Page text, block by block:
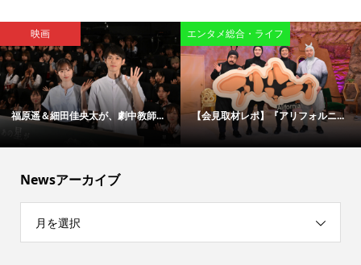
映画
福原遥＆細田佳央太が、劇中教師...
エンタメ総合・ライフ
【会見取材レポ】『アリフォルニ...
Newsアーカイブ
月を選択